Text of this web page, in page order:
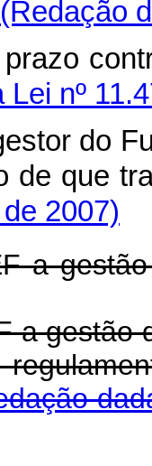
(Redação
nº
do
de
2007)
a
a gestão